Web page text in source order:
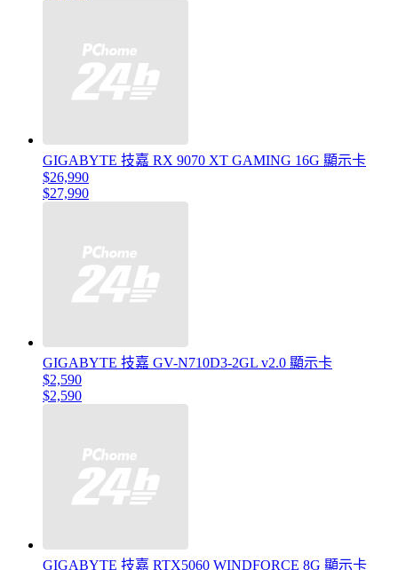
GIGABYTE 技嘉 RX 9070 XT GAMING 16G 顯示卡
$26,990
$27,990
GIGABYTE 技嘉 GV-N710D3-2GL v2.0 顯示卡
$2,590
$2,590
GIGABYTE 技嘉 RTX5060 WINDFORCE 8G 顯示卡